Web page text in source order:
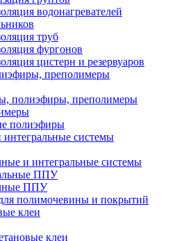
водонагревателей
труб
фургонов
цистерн и резервуаров
преполимеры
полиэфиры, преполимеры
полиэфиры
системы
и интегральные системы
ППУ
ППУ
полимочевины и покрытий
клеи
клеи